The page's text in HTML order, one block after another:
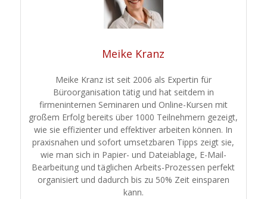
Meike Kranz
Meike Kranz ist seit 2006 als Expertin für
Büroorganisation tätig und hat seitdem in
firmeninternen Seminaren und Online-Kursen mit
großem Erfolg bereits über 1000 Teilnehmern gezeigt,
wie sie effizienter und effektiver arbeiten können. In
praxisnahen und sofort umsetzbaren Tipps zeigt sie,
wie man sich in Papier- und Dateiablage, E-Mail-
Bearbeitung und täglichen Arbeits-Prozessen perfekt
organisiert und dadurch bis zu 50% Zeit einsparen
kann.